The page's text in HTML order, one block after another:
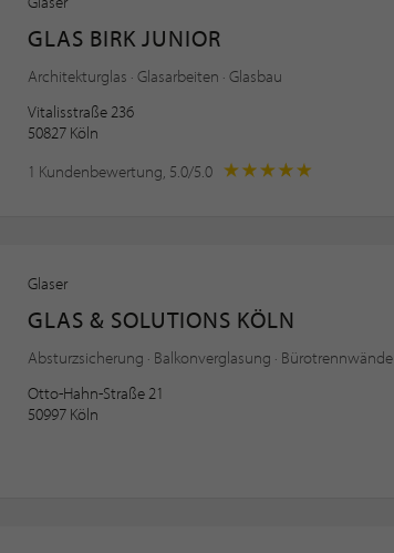
GLAS BIRK JUNIOR
Architekturglas · Glasarbeiten · Glasbau
Vitalisstraße 236
50827 Köln
1 Kundenbewertung, 5.0/5.0
Glaser
GLAS & SOLUTIONS KÖLN
Absturzsicherung · Balkonverglasung · Bürotrennwände
Otto-Hahn-Straße 21
50997 Köln